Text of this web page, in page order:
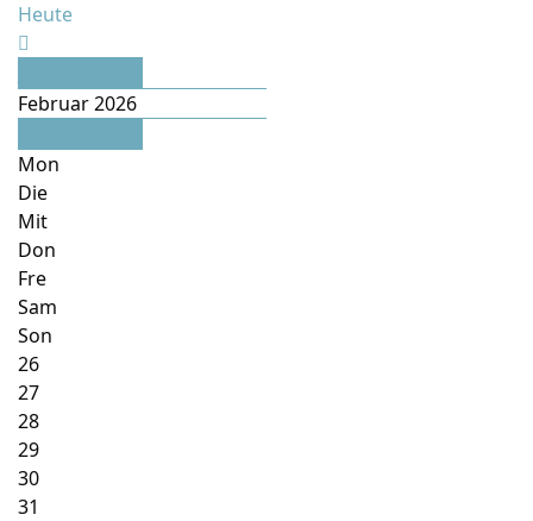
Heute
Februar 2026
Mon
Die
Mit
Don
Fre
Sam
Son
26
27
28
29
30
31